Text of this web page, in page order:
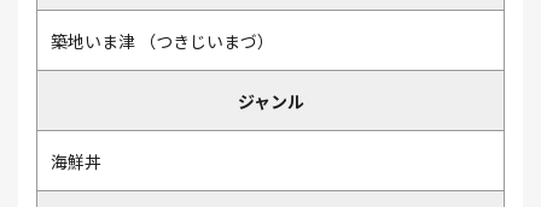
築地いま津 つきじいまづ
ジャンル
海鮮丼